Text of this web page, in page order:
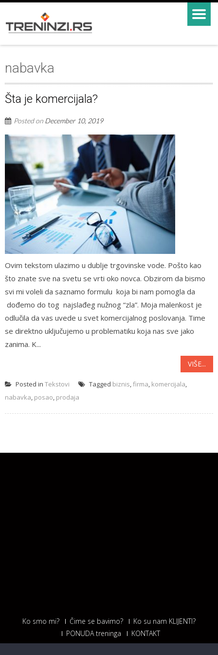
nabavka
Šta je komercijala?
Posted on December 10, 2019
Ovim tekstom ulazimo u dublje trgovinske vode. Pošto kao
što znate sve na svetu se vrti oko novca. Obzirom da bismo
svi mi voleli da saznamo formulu koja bi nam pomogla da
dođemo do tog najslađeg nužnog “zla”. Moja malenkost je
odlučila da vas uvede u svet komercijalnog poslovanja. Time
se direktno uključujemo u problematiku koja nas sve jako
zanima. K...
VIŠE...
Posted in Tekstovi Tagged biznis,firma, komercijala,
nabavka, posao, prodaja
Ko smo mi? Čime se bavimo?
Ko su nam KLIJENTI?
PONUDA treninga
KONTAKT